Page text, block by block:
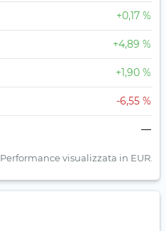
+0,17 %
+4,89 %
+1,90 %
-6,55 %
—
Performance visualizzata in EUR.